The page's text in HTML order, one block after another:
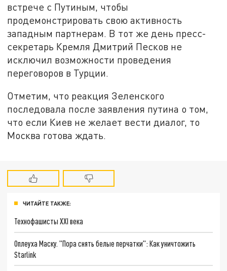
встрече с Путиным, чтобы
продемонстрировать свою активность
западным партнерам. В тот же день пресс-
секретарь Кремля Дмитрий Песков не
исключил возможности проведения
переговоров в Турции.
Отметим, что реакция Зеленского
последовала после заявления путина о том,
что если Киев не желает вести диалог, то
Москва готова ждать.
ЧИТАЙТЕ ТАКЖЕ:
Технофашисты XXI века
Оплеуха Маску. "Пора снять белые перчатки": Как уничтожить
Starlink